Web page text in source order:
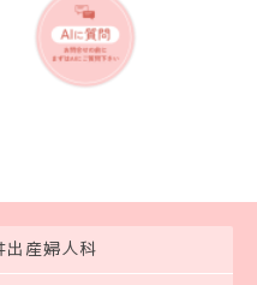
産婦人科